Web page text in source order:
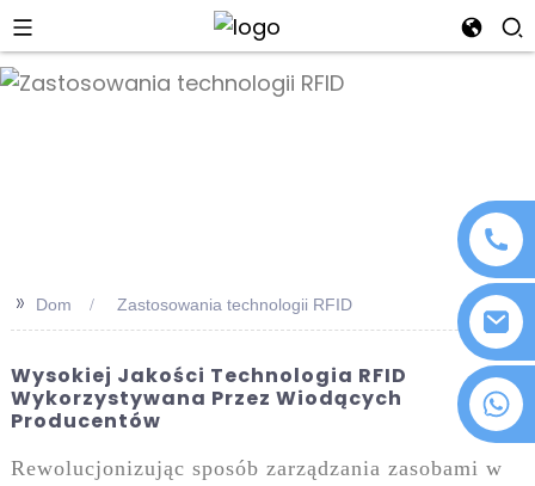
+86 18076372139
>> Dom Zastosowania technologii RFID
Wysokiej Jakości Technologia RFID
Wykorzystywana Przez Wiodących
Producentów
Rewolucjonizując sposób zarządzania zasobami w